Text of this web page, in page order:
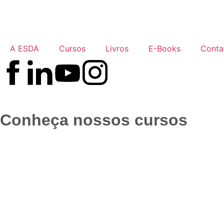
A ESDA Cursos Livros E-Books
Conheça nossos cursos